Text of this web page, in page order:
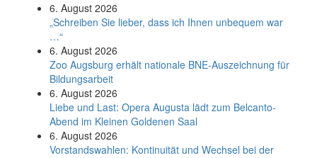
6. August 2026
„Schreiben Sie lieber, dass ich Ihnen unbequem war
…“
6. August 2026
Zoo Augsburg erhält nationale BNE-Auszeichnung für
Bildungsarbeit
6. August 2026
Liebe und Last: Opera Augusta lädt zum Belcanto-
Abend im Kleinen Goldenen Saal
6. August 2026
Vorstandswahlen: Kontinuität und Wechsel bei der